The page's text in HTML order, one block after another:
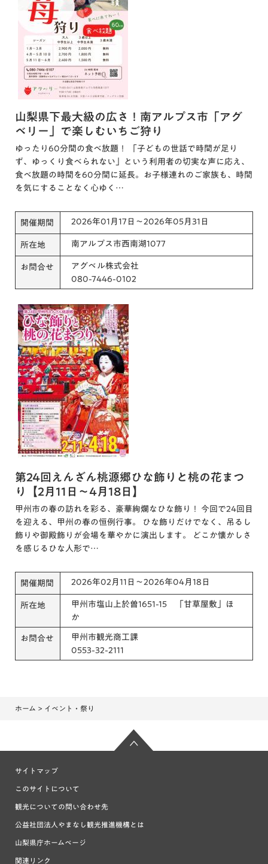
山梨県下最大級の広さ！南アルプス市「アグ
ベリー」で楽しむいちご狩り
ゆったり60分間の食べ放題！ 「子どもの世話で時間が足り
ず、ゆっくり食べられない」という利用者の切実な声に応え、
食べ放題の時間を60分間に延長。お子様連れのご家族も、時間
を気にすることなく心ゆく…
開催期間 2026年01月17日～2026年05月31日
所在地 南アルプス市西南湖1077
お問合せ
アグベル株式会社
080-7446-0102
第24回えんざん桃源郷ひな飾りと桃の花まつ
り【2月11日～4月18日】
甲州市の春の訪れを彩る、豪華絢爛なひな飾り！ 今回で24回目
を迎える、甲州の春の恒例行事。 ひな飾りだけでなく、吊るし
飾りや御殿飾りが会場を華やかに演出します。 どこか懐かしさ
を感じるひな人形で…
開催期間 2026年02月11日～2026年04月18日
所在地
甲州市塩山上於曽1651-15 「甘草屋敷」ほ
か
お問合せ
甲州市観光商工課
0553-32-2111
ホーム > イベント・祭り
サイトマップ
このサイトについて
観光についての問い合わせ先
公益社団法人やまなし観光推進機構とは
山梨県庁ホームページ
関連リンク